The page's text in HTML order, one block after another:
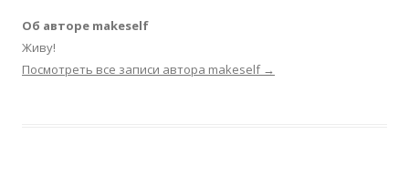
Об авторе makeself
Живу!
Посмотреть все записи автора makeself →